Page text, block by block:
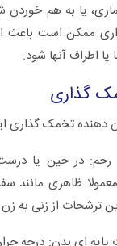
یا به هم
ممکن است
اطراف آنها شود.
گذاری
دهنده تخمک گذاری
رحم: در حین یا
ظاهری مانند
این ترشحات از زنی به